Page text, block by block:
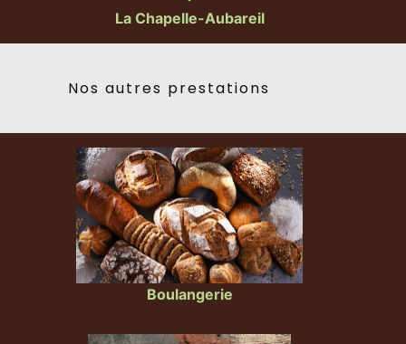
La Chapelle-Aubareil
Nos autres prestations
Boulangerie